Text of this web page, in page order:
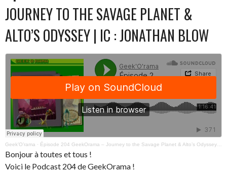
JOURNEY TO THE SAVAGE PLANET &
ALTO’S ODYSSEY | IC : JONATHAN BLOW
Geek’O’rama · Épisode 204 GeekOrama – Journey to the Savage Planet & Alto’s Odyssey | IC : Jonathan Blow
Bonjour à toutes et tous !
Voici le Podcast 204 de GeekOrama !